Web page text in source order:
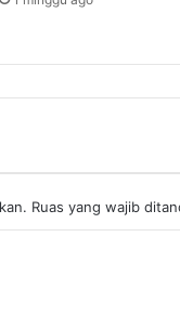
Ruas yang wajib